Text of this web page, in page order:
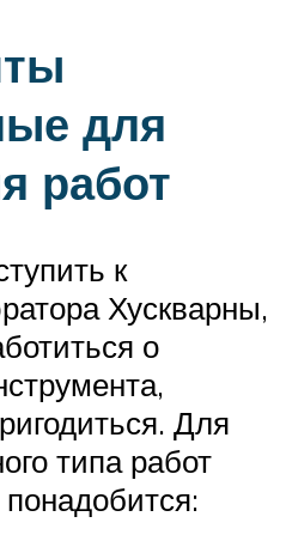
для
работ
к
Хускварны,
о
Для
типа работ